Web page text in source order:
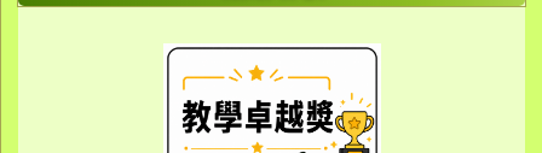
link to https://
link to https://
link to https://
link to https://sites.google.com/
link to https://sites.google.com/
link to https://
link to https://
link to https://
link to https://
link to https://
link to https://10000.gov.tw/
link to https://